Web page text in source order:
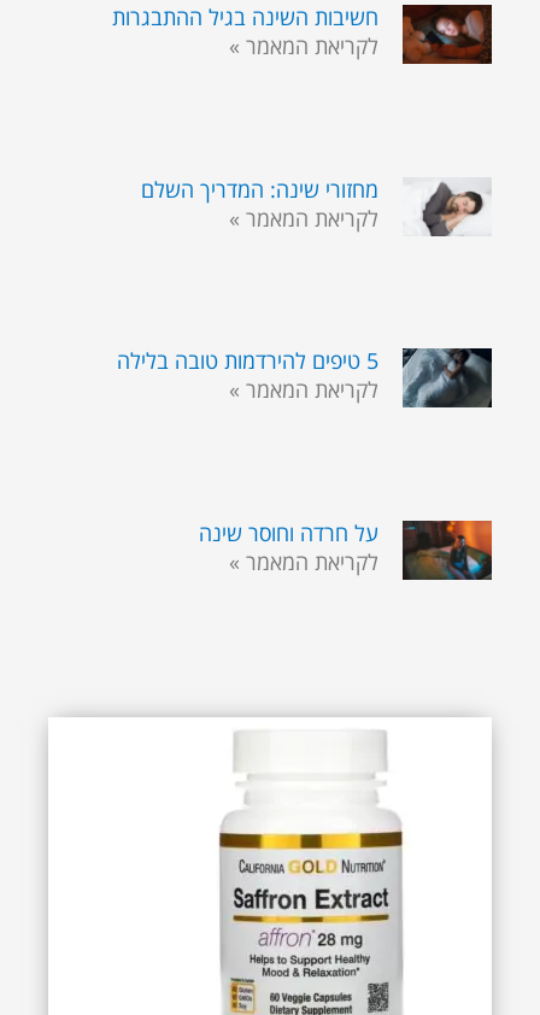
חשיבות השינה בגיל ההתבגרות
לקריאת המאמר »
מחזורי שינה: המדריך השלם
לקריאת המאמר »
5 טיפים להירדמות טובה בלילה
לקריאת המאמר »
על חרדה וחוסר שינה
לקריאת המאמר »